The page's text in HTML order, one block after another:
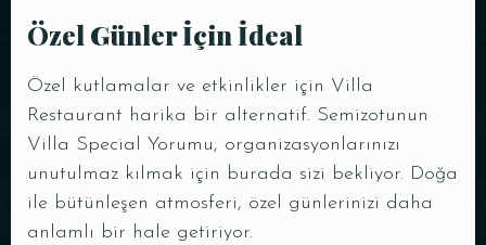
Özel Günler İçin İdeal
Özel kutlamalar ve etkinlikler için Villa
Restaurant harika bir alternatif. Semizotunun
Villa Special Yorumu, organizasyonlarınızı
unutulmaz kılmak için burada sizi bekliyor. Doğa
ile bütünleşen atmosferi, özel günlerinizi daha
anlamlı bir hale getiriyor.